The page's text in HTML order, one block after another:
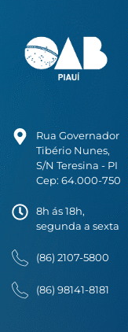
Rua Governador
Tibério Nunes,
S/N Teresina - PI
Cep: 64.000-750
8h ás 18h,
segunda a sexta
(86) 2107-5800
(86) 98141-8181